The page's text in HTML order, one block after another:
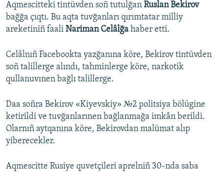
Aqmescitteki tintüvden soñ tutulğan Ruslan Bekirov
bağğa çıqtı. Bu aqta tuvğanları qırımtatar milliy
areketiniñ faali Nariman Celâlğa haber etti.
Celâlnıñ Facebookta yazğanına köre, Bekirov tintüvden
soñ talillerge alındı, tahminlerge köre, narkotik
qullanuvınen bağlı talillerge.
Daa soñra Bekirov «Kiyevskiy» №2 politsiya bölügine
ketirildi ve tuvğanlarınen bağlanmağa imkân berildi.
Olarnıñ aytqanına köre, Bekirovdan malümat alıp
yiberecekler.
Aqmescitte Rusiye quvetçileri aprelniñ 30-nda saba